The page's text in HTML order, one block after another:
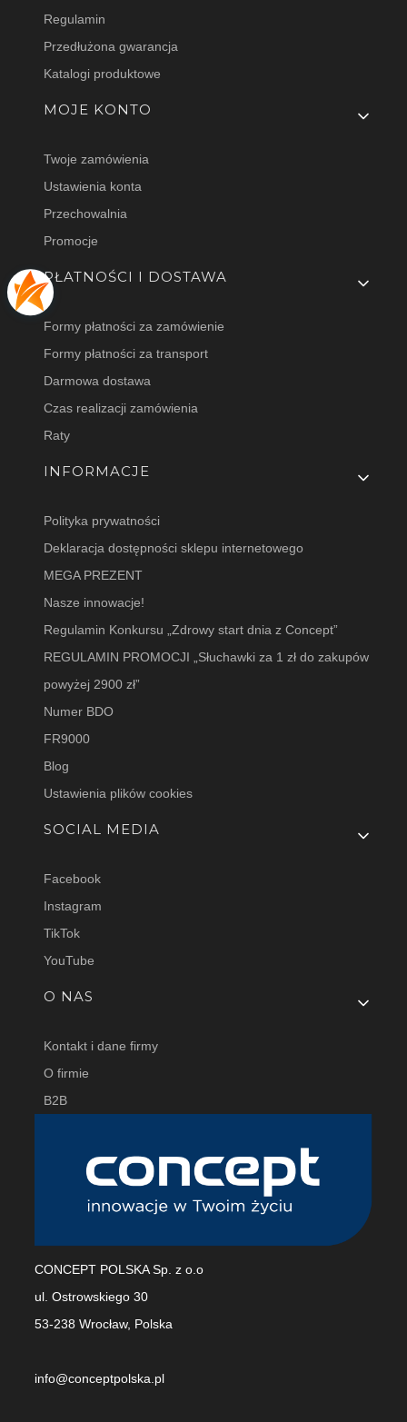
Regulamin
Przedłużona gwarancja
Katalogi produktowe
MOJE KONTO
Twoje zamówienia
Ustawienia konta
Przechowalnia
Promocje
PŁATNOŚCI I DOSTAWA
Formy płatności za zamówienie
Formy płatności za transport
Darmowa dostawa
Czas realizacji zamówienia
Raty
INFORMACJE
Polityka prywatności
Deklaracja dostępności sklepu internetowego
MEGA PREZENT
Nasze innowacje!
Regulamin Konkursu „Zdrowy start dnia z Concept”
REGULAMIN PROMOCJI „Słuchawki za 1 zł do zakupów
powyżej 2900 zł”
Numer BDO
FR9000
Blog
Ustawienia plików cookies
SOCIAL MEDIA
Facebook
Instagram
TikTok
YouTube
O NAS
Kontakt i dane firmy
O firmie
B2B
CONCEPT POLSKA Sp. z o.o
ul. Ostrowskiego 30
53-238 Wrocław, Polska
info@conceptpolska.pl